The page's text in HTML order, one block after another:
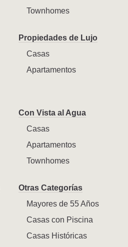
Townhomes
Propiedades de Lujo
Casas
Apartamentos
Con Vista al Agua
Casas
Apartamentos
Townhomes
Otras Categorías
Mayores de 55 Años
Casas con Piscina
Casas Históricas